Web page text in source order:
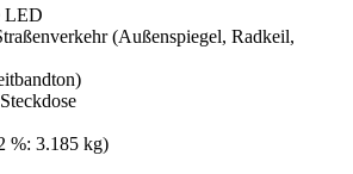
LED
(Außenspiegel, Radkeil,
%: 3.185 kg)